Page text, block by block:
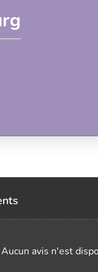
Aucun avis n'est